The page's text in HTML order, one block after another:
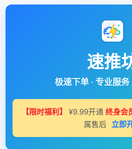
速推
极速下单 · 专业服务
【限时福利】 ¥9.99开通 终身会
属售后 立即